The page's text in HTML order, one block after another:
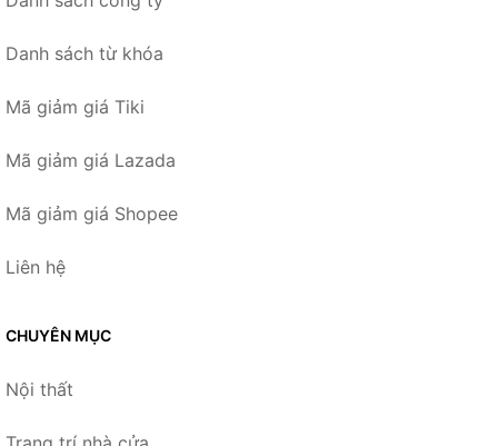
Danh sách từ khóa
Mã giảm giá Tiki
Mã giảm giá Lazada
Mã giảm giá Shopee
Liên hệ
CHUYÊN MỤC
Nội thất